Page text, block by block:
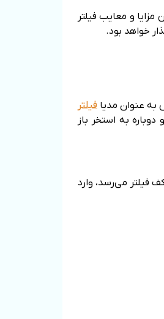
و معایب فیلتر
خواهد بود.
به عنوان مدیا فیلتر
اغلب از فیلتر عبور می‌کنند و دوباره به استخر باز
فیلتر می‌رسد، وارد